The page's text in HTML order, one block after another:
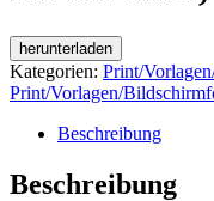
herunterladen
Kategorien: Print/
Print/Vorlagen/
Beschreibung
Beschreibung